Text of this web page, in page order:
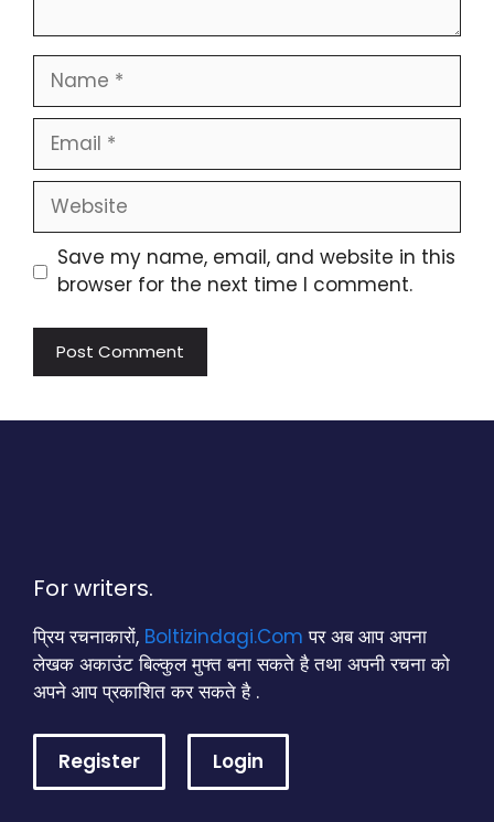
Name
Email
Website
Save my name, email, and website in this
browser for the next time I comment.
For writers.
प्रिय रचनाकारों, Boltizindagi.Com पर अब आप अपना
लेखक अकाउंट बिल्कुल मुफ्त बना सकते है तथा अपनी रचना को
अपने आप प्रकाशित कर सकते है .
Register Login